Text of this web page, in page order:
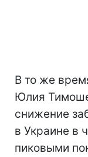
В то же
Юлия
снижение
в Украине в
пиковыми